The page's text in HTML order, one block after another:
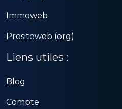
Immoweb
Prositeweb (org)
Liens utiles :
Blog
Compte